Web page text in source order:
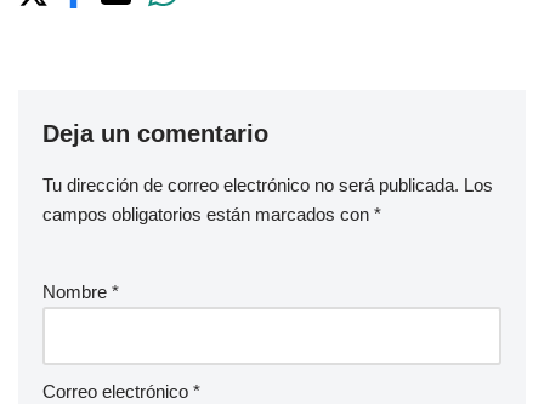
Deja un comentario
Tu dirección de correo electrónico no será publicada. Los
campos obligatorios están marcados con *
Nombre *
Correo electrónico *